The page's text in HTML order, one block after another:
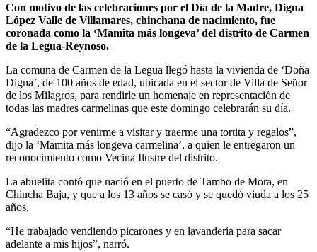
Con motivo de las celebraciones por el Día de la Madre, Digna
López Valle de Villamares, chinchana de nacimiento, fue
coronada como la ‘Mamita más longeva’ del distrito de Carmen
de la Legua-Reynoso.
La comuna de Carmen de la Legua llegó hasta la vivienda de ‘Doña
Digna’, de 100 años de edad, ubicada en el sector de Villa de Señor
de los Milagros, para rendirle un homenaje en representación de
todas las madres carmelinas que este domingo celebrarán su día.
“Agradezco por venirme a visitar y traerme una tortita y regalos”,
dijo la ‘Mamita más longeva carmelina’, a quien le entregaron un
reconocimiento como Vecina Ilustre del distrito.
La abuelita contó que nació en el puerto de Tambo de Mora, en
Chincha Baja, y que a los 13 años se casó y se quedó viuda a los 25
años.
“He trabajado vendiendo picarones y en lavandería para sacar
adelante a mis hijos”, narró.